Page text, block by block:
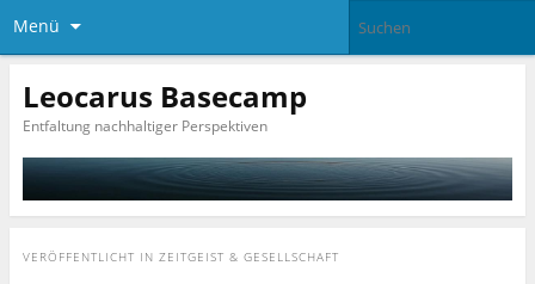
Menü
Leocarus Basecamp
Entfaltung nachhaltiger Perspektiven
VERÖFFENTLICHT IN ZEITGEIST & GESELLSCHAFT